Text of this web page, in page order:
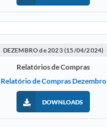
DEZEMBRO de 2023 (15/04/2024)
Relatórios de Compras
Relatório de Compras Dezembro
DOWNLOADS